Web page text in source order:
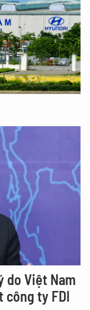
do Việt Nam
công ty FDI